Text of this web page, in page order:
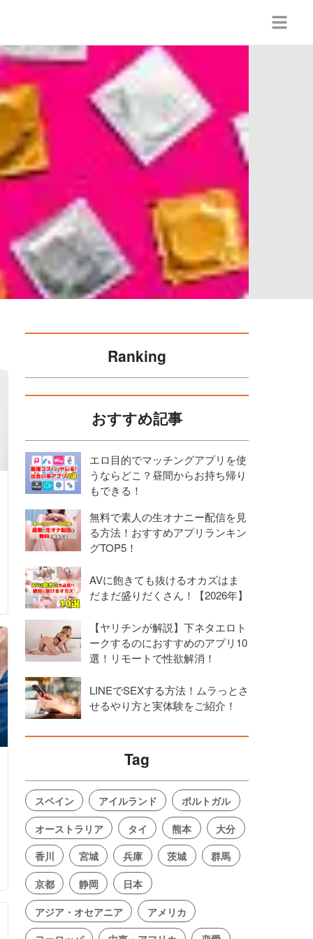
Ranking
おすすめ記事
エロ目的でマッチングアプリを使
うならどこ？昼間からお持ち帰り
もできる！
無料で素人の生オナニー配信を見
る方法！おすすめアプリランキン
グTOP5！
AVに飽きても抜けるオカズはま
だまだ盛りだくさん！【2026年】
【ヤリチンが解説】下ネタエロト
ークするのにおすすめのアプリ10
選！リモートで性欲解消！
LINEでSEXする方法！ムラっとさ
せるやり方と実体験をご紹介！
Tag
スペイン アイルランド
ポルトガル
オーストラリア
タイ 熊本
大分
香川
宮城 兵庫 茨城
群馬
京都
静岡
日本
アジア・オセアニア
アメリカ